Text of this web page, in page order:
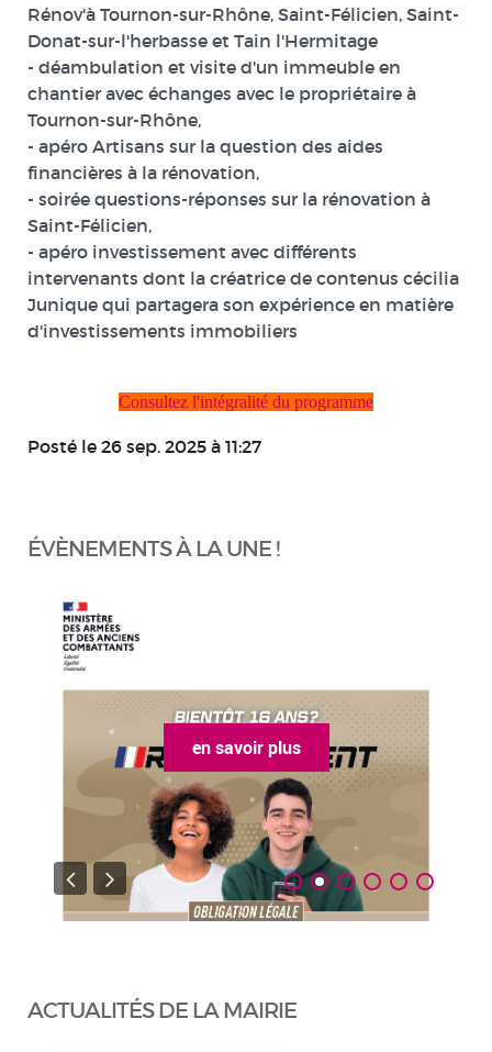
Rénov'à Tournon-sur-Rhône, Saint-Félicien, Saint-
Donat-sur-l'herbasse et Tain l'Hermitage
- déambulation et visite d'un immeuble en
chantier avec échanges avec le propriétaire à
Tournon-sur-Rhône,
- apéro Artisans sur la question des aides
financières à la rénovation,
- soirée questions-réponses sur la rénovation à
Saint-Félicien,
- apéro investissement avec différents
intervenants dont la créatrice de contenus cécilia
Junique qui partagera son expérience en matière
d'investissements immobiliers
Consultez l'intégralité du programme
Posté le 26 sep. 2025 à 11:27
ÉVÈNEMENTS À LA UNE !
en savoir plus
ACTUALITÉS DE LA MAIRIE